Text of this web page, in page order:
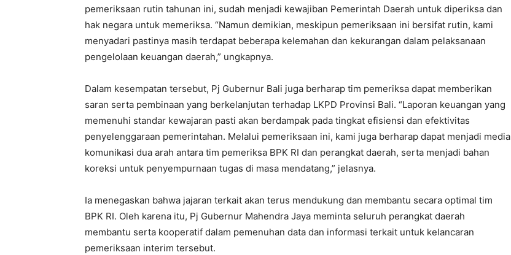
pemeriksaan rutin tahunan ini, sudah menjadi kewajiban Pemerintah Daerah untuk diperiksa dan
hak negara untuk memeriksa. “Namun demikian, meskipun pemeriksaan ini bersifat rutin, kami
menyadari pastinya masih terdapat beberapa kelemahan dan kekurangan dalam pelaksanaan
pengelolaan keuangan daerah,” ungkapnya.
Dalam kesempatan tersebut, Pj Gubernur Bali juga berharap tim pemeriksa dapat memberikan
saran serta pembinaan yang berkelanjutan terhadap LKPD Provinsi Bali. “Laporan keuangan yang
memenuhi standar kewajaran pasti akan berdampak pada tingkat efisiensi dan efektivitas
penyelenggaraan pemerintahan. Melalui pemeriksaan ini, kami juga berharap dapat menjadi media
komunikasi dua arah antara tim pemeriksa BPK RI dan perangkat daerah, serta menjadi bahan
koreksi untuk penyempurnaan tugas di masa mendatang,” jelasnya.
Ia menegaskan bahwa jajaran terkait akan terus mendukung dan membantu secara optimal tim
BPK RI. Oleh karena itu, Pj Gubernur Mahendra Jaya meminta seluruh perangkat daerah
membantu serta kooperatif dalam pemenuhan data dan informasi terkait untuk kelancaran
pemeriksaan interim tersebut.